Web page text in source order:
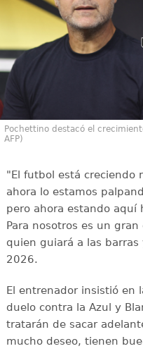
Pochettino destacó el
AFP)
"El futbol está creciendo
ahora lo estamos
pero ahora estando aquí
Para nosotros es un
quien guiará a las
2026.
El entrenador insistió en
duelo contra la Azul y
tratarán de sacar
mucho deseo, tienen